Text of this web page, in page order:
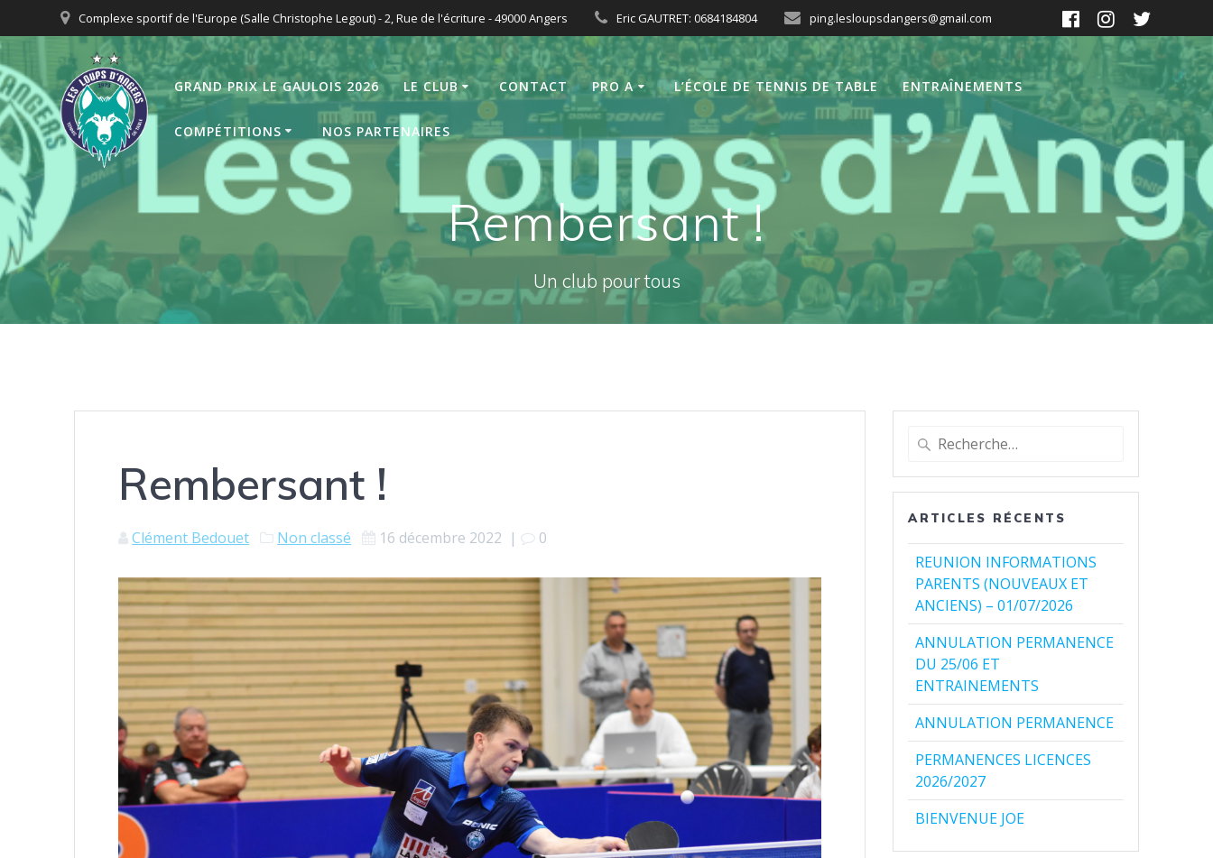
au
contenu
Complexe sportif de l'Europe (Salle Christophe Legout) - 2, Rue de l'écriture - 49000 Angers Eric GAUTRET: 0684184804 ping.lesloupsdangers@gmail.com
GRAND PRIX LE GAULOIS 2026 LE CLUB CONTACT PRO A L’ÉCOLE DE TENNIS DE TABLE ENTRAÎNEMENTS
COMPÉTITIONS NOS PARTENAIRES
Rembersant !
Un club pour tous
Rembersant !
Clément Bedouet Non classé 16 décembre 2022 | 0
Recherche
pour
:
ARTICLES RÉCENTS
REUNION INFORMATIONS
PARENTS (NOUVEAUX ET
ANCIENS) – 01/07/2026
ANNULATION PERMANENCE
DU 25/06 ET
ENTRAINEMENTS
ANNULATION PERMANENCE
PERMANENCES LICENCES
2026/2027
BIENVENUE JOE